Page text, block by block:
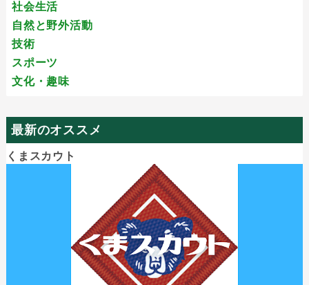
社会生活
自然と野外活動
技術
スポーツ
文化・趣味
最新のオススメ
くまスカウト